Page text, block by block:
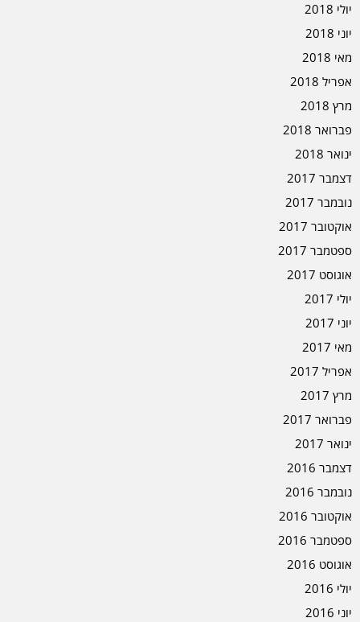
יולי 2018
יוני 2018
מאי 2018
אפריל 2018
מרץ 2018
פברואר 2018
ינואר 2018
דצמבר 2017
נובמבר 2017
אוקטובר 2017
ספטמבר 2017
אוגוסט 2017
יולי 2017
יוני 2017
מאי 2017
אפריל 2017
מרץ 2017
פברואר 2017
ינואר 2017
דצמבר 2016
נובמבר 2016
אוקטובר 2016
ספטמבר 2016
אוגוסט 2016
יולי 2016
יוני 2016